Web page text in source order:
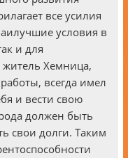
все усилия
условия в
и для
Хемница,
всегда имел
и вести свою
должен быть
свои долги. Таким